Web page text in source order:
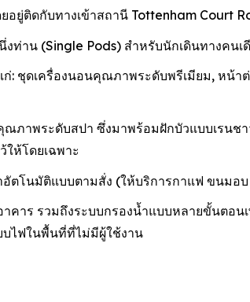
ยู่ติดกับทางเข้าสถานี Tottenham Court
าน (Single Pods) สำหรับนักเดินทางคน
ชุดเครื่องนอนคุณภาพระดับพรีเมียม, หน้า
ภาพระดับสปา ซึ่งมาพร้อมฝักบัวแบบเรน
ให้โดยเฉพาะ
โนมัติแบบตามสั่ง (ให้บริการกาแฟ ขนมอบ
าร รวมถึงระบบกรองน้ำแบบหลายขั้นตอน
บไฟในพื้นที่ที่ไม่มีผู้ใช้งาน